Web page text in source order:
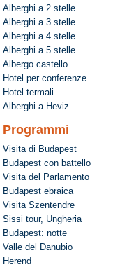
Alberghi a 2 stelle
Alberghi a 3 stelle
Alberghi a 4 stelle
Alberghi a 5 stelle
Albergo castello
Hotel per conferenze
Hotel termali
Alberghi a Heviz
Programmi
Visita di Budapest
Budapest con battello
Visita del Parlamento
Budapest ebraica
Visita Szentendre
Sissi tour, Ungheria
Budapest: notte
Valle del Danubio
Herend